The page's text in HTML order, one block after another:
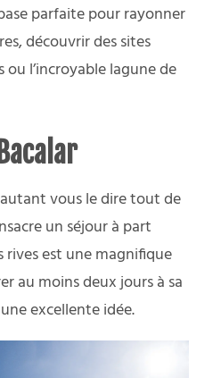
parfaite pour rayonner
découvrir des sites
l’incroyable lagune de
vous le dire tout de
un séjour à part
rives est une magnifique
au moins deux jours à sa
excellente idée.